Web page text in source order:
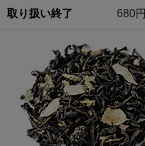
取り扱い終了
680円